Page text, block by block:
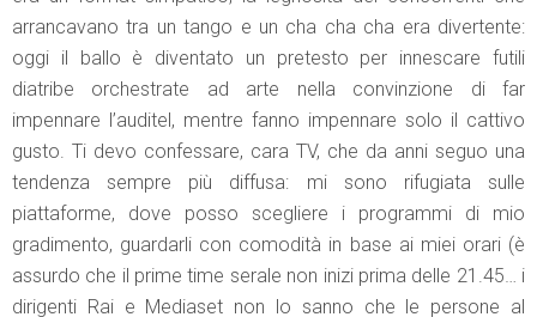
arrancavano tra un tango e un cha cha cha era divertente:
oggi il ballo è diventato un pretesto per innescare futili
diatribe orchestrate ad arte nella convinzione di far
impennare l’auditel, mentre fanno impennare solo il cattivo
gusto. Ti devo confessare, cara TV, che da anni seguo una
tendenza sempre più diffusa: mi sono rifugiata sulle
piattaforme, dove posso scegliere i programmi di mio
gradimento, guardarli con comodità in base ai miei orari (è
assurdo che il prime time serale non inizi prima delle 21.45… i
dirigenti Rai e Mediaset non lo sanno che le persone al